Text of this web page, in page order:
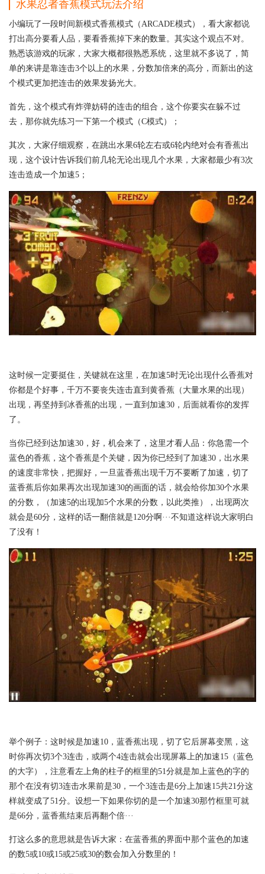
水果忍者香蕉模式玩法介绍
小编玩了一段时间新模式香蕉模式（ARCADE模式），看大家都说
打出高分要看人品，要看香蕉掉下来的数量。其实这个观点不对。
熟悉该游戏的玩家，大家大概都很熟悉系统，这里就不多说了，简
单的来讲是靠连击3个以上的水果，分数加倍来的高分，而新出的这
个模式更加把连击的效果发扬光大。
首先，这个模式有炸弹妨碍的连击的组合，这个你要实在躲不过
去，那你就先练习一下第一个模式（C模式）；
其次，大家仔细观察，在跳出水果6轮左右或6轮内绝对会有香蕉出
现，这个设计告诉我们前几轮无论出现几个水果，大家都最少有3次
连击造成一个加速5；
这时候一定要挺住，关键就在这里，在加速5时无论出现什么香蕉对
你都是个好事，千万不要丧失连击直到黄香蕉（大量水果的出现）
出现，再坚持到冰香蕉的出现，一直到加速30，后面就看你的发挥
了。
当你已经到达加速30，好，机会来了，这里才看人品：你急需一个
蓝色的香蕉，这个香蕉是个关键，因为你已经到了加速30，出水果
的速度非常快，把握好，一旦蓝香蕉出现千万不要断了加速，切了
蓝香蕉后你如果再次出现加速30的画面的话，就会给你加30个水果
的分数，（加速5的出现加5个水果的分数，以此类推），出现两次
就会是60分，这样的话一翻倍就是120分啊···不知道这样说大家明白
了没有！
举个例子：这时候是加速10，蓝香蕉出现，切了它后屏幕变黑，这
时你再次切3个3连击，或两个4连击就会出现屏幕上的加速15（蓝色
的大字），注意看左上角的柱子的框里的51分就是加上蓝色的字的
那个在没有切3连击水果前是30，一个3连击是6分上加速15共21分这
样就变成了51分。设想一下如果你切的是一个加速30那竹框里可就
是66分，蓝香蕉结束后再翻个倍···
打这么多的意思就是告诉大家：在蓝香蕉的界面中那个蓝色的加速
的数5或10或15或25或30的数会加入分数里的！